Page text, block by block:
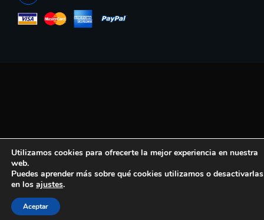
Utilizamos cookies para ofrecerte la mejor experiencia en nuestra
web.
Puedes aprender más sobre qué cookies utilizamos o desactivarlas
en los ajustes.
Aceptar